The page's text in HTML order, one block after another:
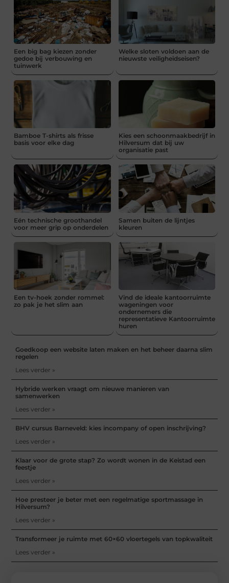
Een big bag kiezen zonder
gedoe bij verbouwing en
tuinwerk
Welke sloten voldoen aan de
nieuwste veiligheidseisen?
Bamboe T-shirts als frisse
basis voor elke dag
Kies een schoonmaakbedrijf in
Hilversum dat bij uw
organisatie past
Eén technische groothandel
voor meer grip op onderdelen
Samen buiten de lijntjes
kleuren
Een tv-hoek zonder rommel:
zo pak je het slim aan
Vind de ideale kantoorruimte
wageningen voor
ondernemers die
representatieve Kantoorruimte
huren
Goedkoop een website laten maken en het beheer daarna slim
regelen
Lees verder »
Hybride werken vraagt om nieuwe manieren van
samenwerken
Lees verder »
BHV cursus Barneveld: kies incompany of open inschrijving?
Lees verder »
Klaar voor de grote stap? Zo wordt wonen in de Keistad een
feestje
Lees verder »
Hoe presteer je beter met een regelmatige sportmassage in
Hilversum?
Lees verder »
Transformeer je ruimte met 60×60 vloertegels van topkwaliteit
Lees verder »